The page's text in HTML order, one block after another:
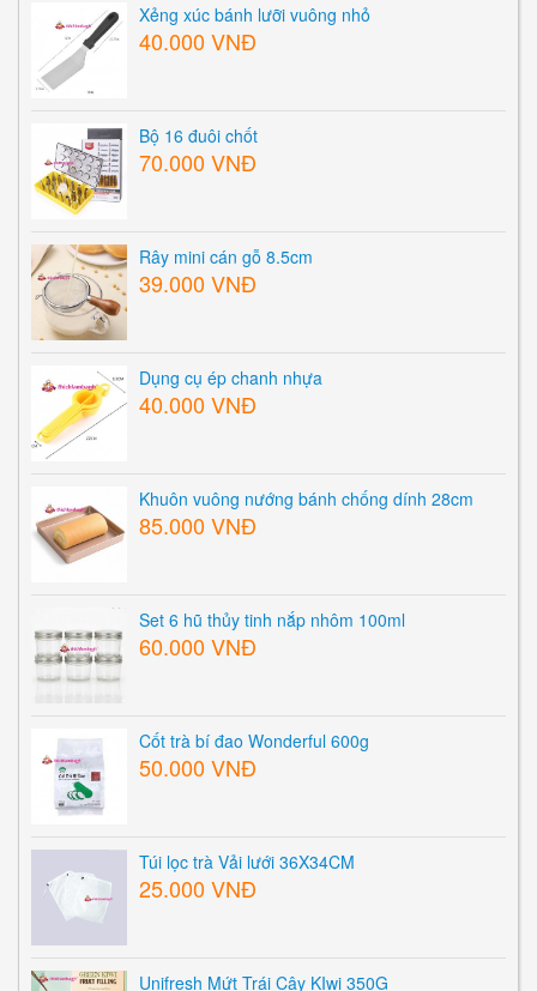
Xẻng xúc bánh lưỡi vuông nhỏ
40.000 VNĐ
Bộ 16 đuôi chốt
70.000 VNĐ
Rây mini cán gỗ 8.5cm
39.000 VNĐ
Dụng cụ ép chanh nhựa
40.000 VNĐ
Khuôn vuông nướng bánh chống dính 28cm
85.000 VNĐ
Set 6 hũ thủy tinh nắp nhôm 100ml
60.000 VNĐ
Cốt trà bí đao Wonderful 600g
50.000 VNĐ
Túi lọc trà Vải lưới 36X34CM
25.000 VNĐ
Unifresh Mứt Trái Cây KIwi 350G